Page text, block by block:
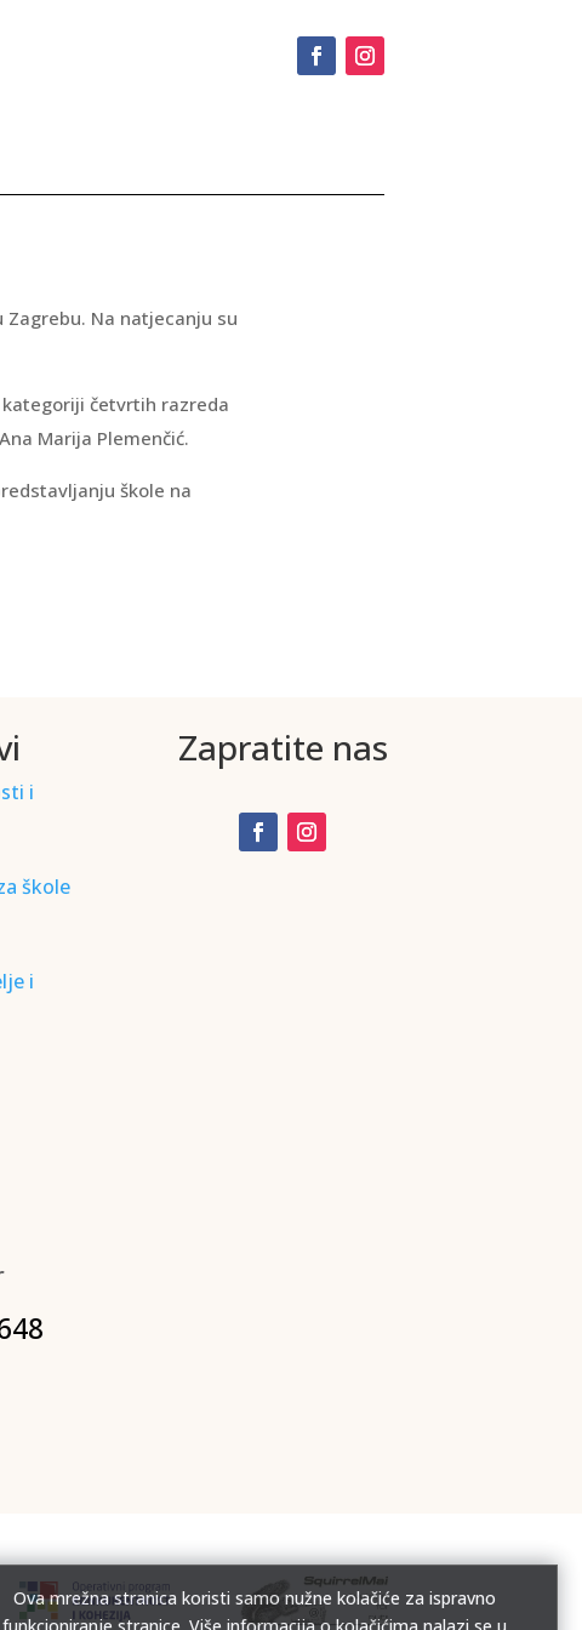
Zagrebu. Na natjecanju su
četvrtih razreda
Marija Plemenčić.
škole na
i
škole
i
Zapratite nas
Ova mrežna stranica koristi samo nužne kolačiće za ispravno